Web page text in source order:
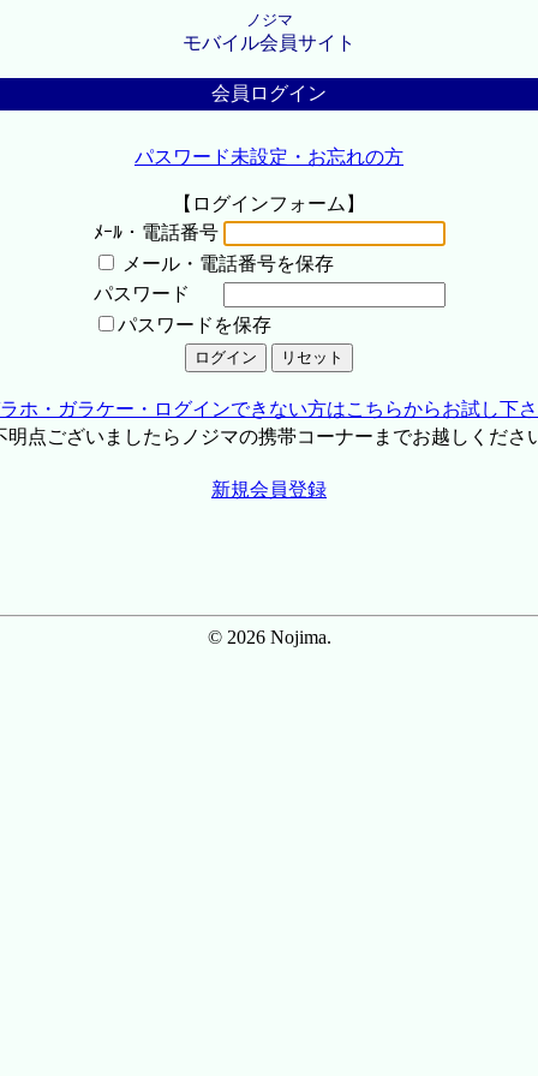
ノジマ
モバイル会員サイト
会員ログイン
パスワード未設定・お忘れの方
【ログインフォーム】
ﾒｰﾙ・電話番号
メール・電話番号を保存
パスワード
パスワードを保存
ホ・ガラケー・ログインできない方はこちらからお試し下
点ございましたらノジマの携帯コーナーまでお越しくださ
新規会員登録
© 2026 Nojima.